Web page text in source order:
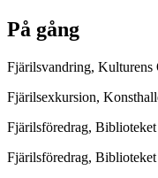
På gång
Fjärilsvandring, Kulturens
Fjärilsexkursion,
Fjärilsföredrag,
Fjärilsföredrag,